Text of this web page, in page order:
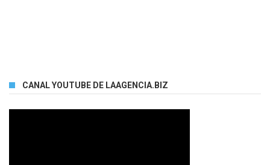
CANAL YOUTUBE DE LAAGENCIA.BIZ